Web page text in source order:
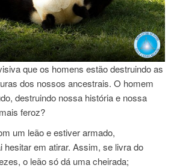
que os homens estão destruindo as
dos nossos ancestrais. O homem
destruindo nossa história e nossa
feroz?
um leão e estiver armado,
hesitar em atirar. Assim, se livra do
o leão só dá uma cheirada;